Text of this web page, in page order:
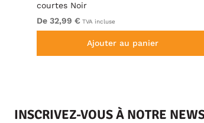
courtes Noir
De 32,99 € TVA incluse
Ajouter au panier
INSCRIVEZ-VOUS À NOTRE